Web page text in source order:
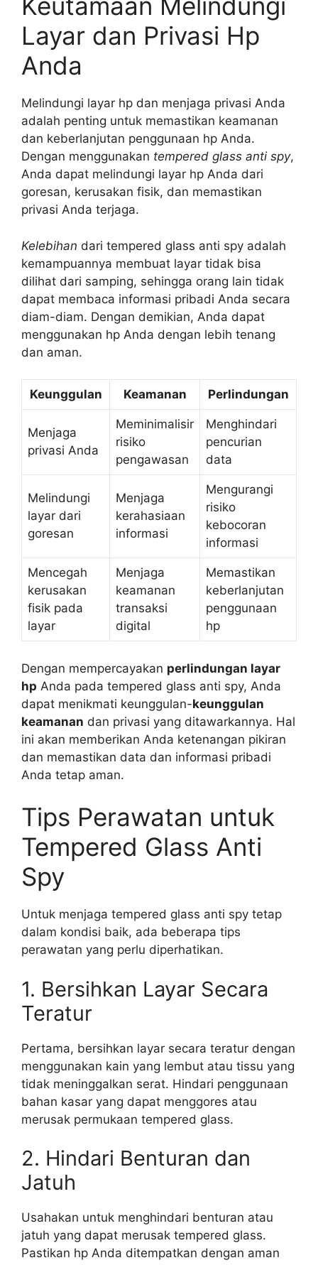
Keutamaan Melindungi
Layar dan Privasi Hp
Anda
Melindungi layar hp dan menjaga privasi Anda
adalah penting untuk memastikan keamanan
dan keberlanjutan penggunaan hp Anda.
Dengan menggunakan tempered glass anti spy,
Anda dapat melindungi layar hp Anda dari
goresan, kerusakan fisik, dan memastikan
privasi Anda terjaga.
Kelebihan dari tempered glass anti spy adalah
kemampuannya membuat layar tidak bisa
dilihat dari samping, sehingga orang lain tidak
dapat membaca informasi pribadi Anda secara
diam-diam. Dengan demikian, Anda dapat
menggunakan hp Anda dengan lebih tenang
dan aman.
Keunggulan Keamanan Perlindungan
Menjaga
privasi Anda
Meminimalisir
risiko
pengawasan
Menghindari
pencurian
data
Melindungi
layar dari
goresan
Menjaga
kerahasiaan
informasi
Mengurangi
risiko
kebocoran
informasi
Mencegah
kerusakan
fisik pada
layar
Menjaga
keamanan
transaksi
digital
Memastikan
keberlanjutan
penggunaan
hp
Dengan mempercayakan perlindungan layar
hp Anda pada tempered glass anti spy, Anda
dapat menikmati keunggulan-keunggulan
keamanan dan privasi yang ditawarkannya. Hal
ini akan memberikan Anda ketenangan pikiran
dan memastikan data dan informasi pribadi
Anda tetap aman.
Tips Perawatan untuk
Tempered Glass Anti
Spy
Untuk menjaga tempered glass anti spy tetap
dalam kondisi baik, ada beberapa tips
perawatan yang perlu diperhatikan.
1. Bersihkan Layar Secara
Teratur
Pertama, bersihkan layar secara teratur dengan
menggunakan kain yang lembut atau tissu yang
tidak meninggalkan serat. Hindari penggunaan
bahan kasar yang dapat menggores atau
merusak permukaan tempered glass.
2. Hindari Benturan dan
Jatuh
Usahakan untuk menghindari benturan atau
jatuh yang dapat merusak tempered glass.
Pastikan hp Anda ditempatkan dengan aman